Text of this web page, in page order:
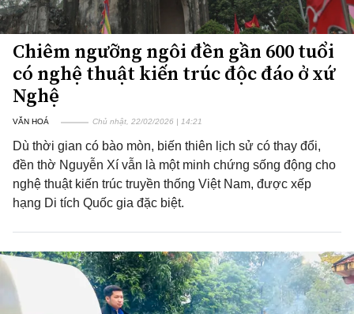
Chiêm ngưỡng ngôi đền gần 600 tuổi
có nghệ thuật kiến trúc độc đáo ở xứ
Nghệ
VĂN HOÁ Chủ nhật, 22/02/2026 | 14:21
Dù thời gian có bào mòn, biến thiên lịch sử có thay đổi,
đền thờ Nguyễn Xí vẫn là một minh chứng sống động cho
nghệ thuật kiến trúc truyền thống Việt Nam, được xếp
hạng Di tích Quốc gia đặc biệt.